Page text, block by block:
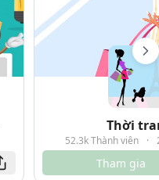
Thời
52.3k Thành viên ·
Tham gia